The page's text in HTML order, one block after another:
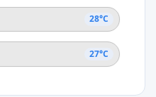
28°C
27°C